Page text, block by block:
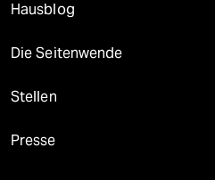
Hausblog
Die Seitenwende
Stellen
Presse